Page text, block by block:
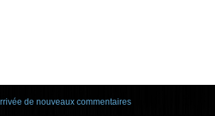
de nouveaux commentaires